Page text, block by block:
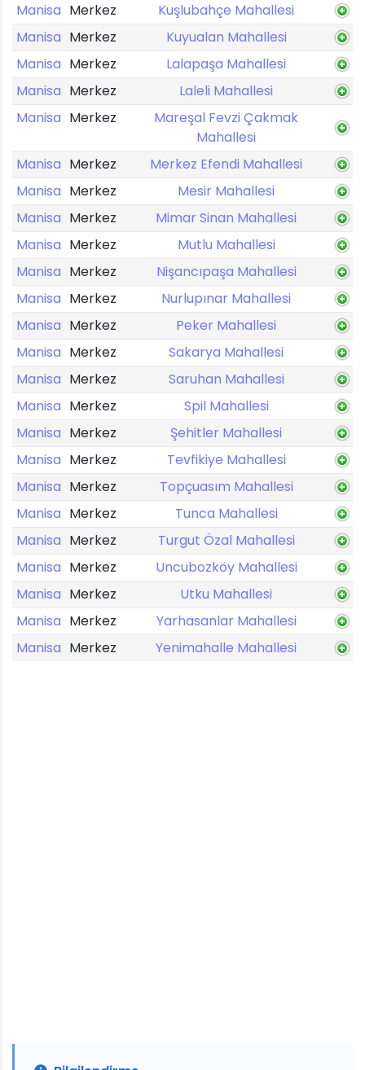
Manisa Merkez
Kuşlubahçe Mahallesi
Manisa Merkez
Kuyualan Mahallesi
Manisa Merkez
Lalapaşa Mahallesi
Manisa Merkez
Laleli Mahallesi
Manisa Merkez
Mareşal Fevzi Çakmak
Mahallesi
Manisa Merkez
Merkez Efendi Mahallesi
Manisa Merkez
Mesir Mahallesi
Manisa Merkez
Mimar Sinan Mahallesi
Manisa Merkez
Mutlu Mahallesi
Manisa Merkez
Nişancıpaşa Mahallesi
Manisa Merkez
Nurlupınar Mahallesi
Manisa Merkez
Peker Mahallesi
Manisa Merkez
Sakarya Mahallesi
Manisa Merkez
Saruhan Mahallesi
Manisa Merkez
Spil Mahallesi
Manisa Merkez
Şehitler Mahallesi
Manisa Merkez
Tevfikiye Mahallesi
Manisa Merkez
Topçuasım Mahallesi
Manisa Merkez
Tunca Mahallesi
Manisa Merkez
Turgut Özal Mahallesi
Manisa Merkez
Uncubozköy Mahallesi
Manisa Merkez
Utku Mahallesi
Manisa Merkez
Yarhasanlar Mahallesi
Manisa Merkez Yenimahalle Mahallesi